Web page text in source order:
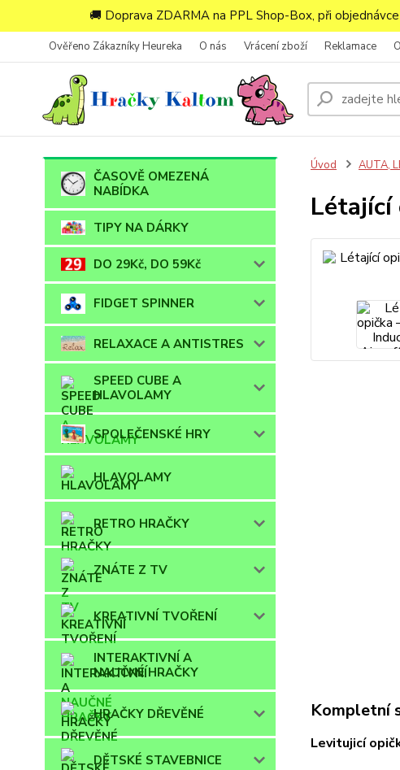
🚚 Doprava ZDARMA na PPL Shop-Box, při
Ověřeno Zákazníky Heureka O nás Vrácení zboží Reklamace
ČASOVĚ OMEZENÁ
NABÍDKA
TIPY NA DÁRKY
DO 29Kč, DO 59Kč
FIDGET SPINNER
RELAXACE A ANTISTRES
SPEED CUBE A
HLAVOLAMY
SPOLEČENSKÉ HRY
HLAVOLAMY
RETRO HRAČKY
ZNÁTE Z TV
KREATIVNÍ TVOŘENÍ
INTERAKTIVNÍ A
NAUČNÉ HRAČKY
HRAČKY DŘEVĚNÉ
DĚTSKÉ STAVEBNICE
Úvod AUTA,
Létající
Kompletní
Levitujicí